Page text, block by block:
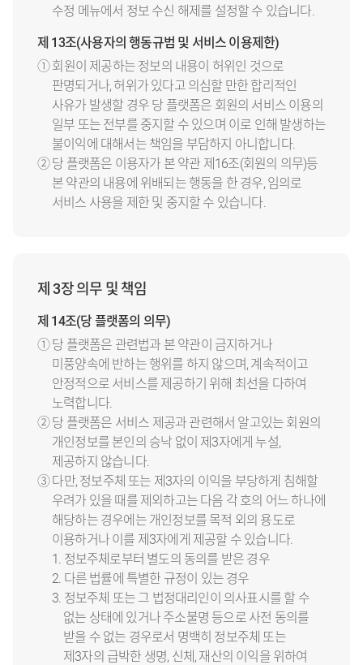
수정 메뉴에서 정보 수신 해제를 설정할 수 있습니다.
제 13조(사용자의 행동규범 및 서비스 이용제한)
① 회원이 제공하는 정보의 내용이 허위인 것으로
판명되거나, 허위가 있다고 의심할 만한 합리적인
사유가 발생할 경우 당 플랫폼은 회원의 서비스 이용의
일부 또는 전부를 중지할 수 있으며 이로 인해 발생하는
불이익에 대해서는 책임을 부담하지 아니합니다.
② 당 플랫폼은 이용자가 본 약관 제16조(회원의 의무)등
본 약관의 내용에 위배되는 행동을 한 경우, 임의로
서비스 사용을 제한 및 중지할 수 있습니다.
제 3장 의무 및 책임
제 14조(당 플랫폼의 의무)
① 당 플랫폼은 관련법과 본 약관이 금지하거나
미풍양속에 반하는 행위를 하지 않으며, 계속적이고
안정적으로 서비스를 제공하기 위해 최선을 다하여
노력합니다.
② 당 플랫폼은 서비스 제공과 관련해서 알고있는 회원의
개인정보를 본인의 승낙 없이 제3자에게 누설,
제공하지 않습니다.
③ 다만, 정보주체 또는 제3자의 이익을 부당하게 침해할
우려가 있을 때를 제외하고는 다음 각 호의 어느 하나에
해당하는 경우에는 개인정보를 목적 외의 용도로
이용하거나 이를 제3자에게 제공할 수 있습니다.
1. 정보주체로부터 별도의 동의를 받은 경우
2. 다른 법률에 특별한 규정이 있는 경우
3. 정보주체 또는 그 법정대리인이 의사표시를 할 수
없는 상태에 있거나 주소불명 등으로 사전 동의를
받을 수 없는 경우로서 명백히 정보주체 또는
제3자의 급박한 생명, 신체, 재산의 이익을 위하여